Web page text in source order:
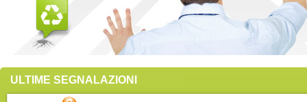
ULTIME SEGNALAZIONI